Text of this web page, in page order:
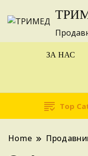
ЗА НАС
Top
Home